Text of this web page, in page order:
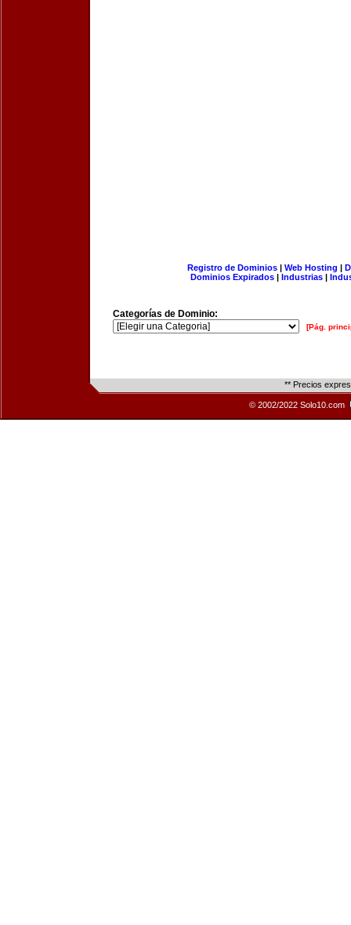
Registro de Dominios| Web Hosting |
Dominios Expirados | Industrias |
Categorías de Dominio:
[Pág.
** Precios
© 2002/2022 Solo10.com